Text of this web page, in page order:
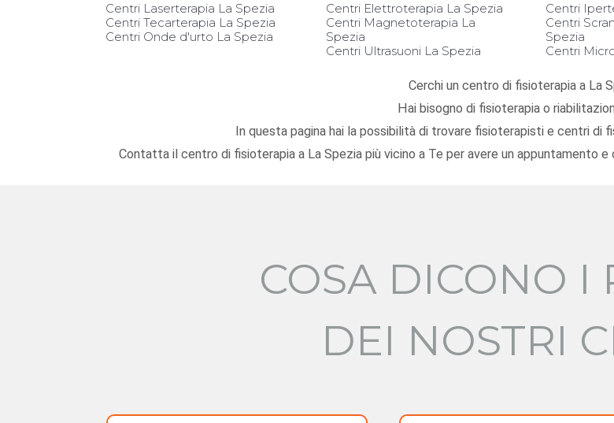
Centri Laserterapia La Spezia
Centri Tecarterapia La Spezia
Centri Onde d'urto La Spezia
Centri Elettroterapia La Spezia
Centri Magnetoterapia La
Spezia
Centri Ultrasuoni La Spezia
Centri
Centri
Spezia
Centri
Cerchi un centro di fisioterapia a La
Hai bisogno di fisioterapia o
In questa pagina hai la possibilità di trovare fisioterapisti e centri di
Contatta il centro di fisioterapia a La Spezia più vicino a Te per avere un appuntamento
COSA DICONO I
DEI NOSTRI